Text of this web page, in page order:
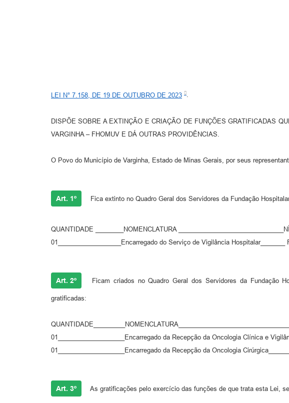
LEI N° 7.158, DE 19 DE OUTUBRO DE 2023 .
DISPÕE SOBRE A EXTINÇÃO E CRIAÇÃO DE FUNÇÕES GRATIFICADAS
VARGINHA – FHOMUV E DÁ OUTRAS PROVIDÊNCIAS.
O Povo do Município de Varginha, Estado de Minas Gerais, por seus
Art. 1º Fica extinto no Quadro Geral dos Servidores da Fundação
QUANTIDADE ________NOMENCLATURA
01__________________Encarregado do Serviço de Vigilância Hospitalar_______
Art. 2º Ficam criados no Quadro Geral dos Servidores da Fundação
gratificadas:
01___________________Encarregado da Recepção da Oncologia Clínica e
01___________________Encarregado da Recepção da Oncologia
Art. 3º As gratificações pelo exercício das funções de que trata esta Lei,